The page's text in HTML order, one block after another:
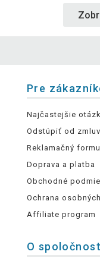
Pre
Najčastejšie
Odstúpiť od
Reklamačný
Doprava a platba
Obchodné
Ochrana
Affiliate program
O